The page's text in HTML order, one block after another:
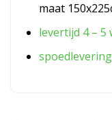
maat
levertijd 4 – 5